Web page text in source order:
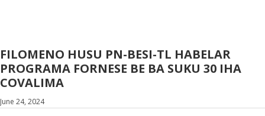
FILOMENO HUSU PN-BESI-TL HABELAR
PROGRAMA FORNESE BE BA SUKU 30 IHA
COVALIMA
June 24, 2024